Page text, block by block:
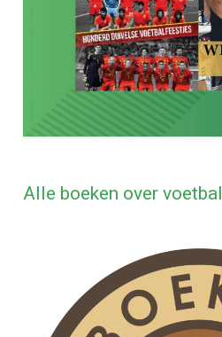
Alle boeken over voetbal